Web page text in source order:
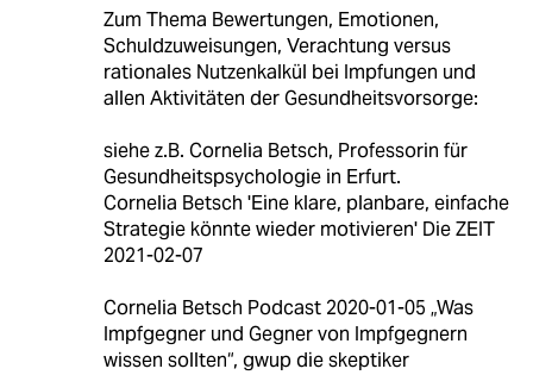
Zum Thema Bewertungen, Emotionen,
Schuldzuweisungen, Verachtung versus
rationales Nutzenkalkül bei Impfungen und
allen Aktivitäten der Gesundheitsvorsorge:
siehe z.B. Cornelia Betsch, Professorin für
Gesundheitspsychologie in Erfurt.
Cornelia Betsch 'Eine klare, planbare, einfache
Strategie könnte wieder motivieren' Die ZEIT
2021-02-07
Cornelia Betsch Podcast 2020-01-05 „Was
Impfgegner und Gegner von Impfgegnern
wissen sollten“, gwup die skeptiker